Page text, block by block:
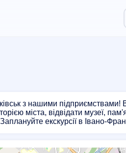
з нашими підприємствами!
міста, відвідати музеї,
екскурсії в Івано-